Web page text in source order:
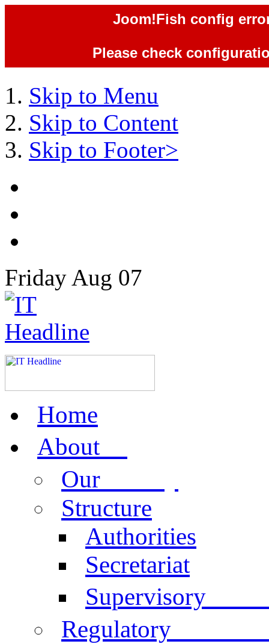
Joom!Fish config
Please check
Skip to Menu
Skip to Content
Skip to Footer>
Friday Aug 07
Home
Aboutus
Our
Structure
Authorities
Secretariat
Supervisory
Regulatory